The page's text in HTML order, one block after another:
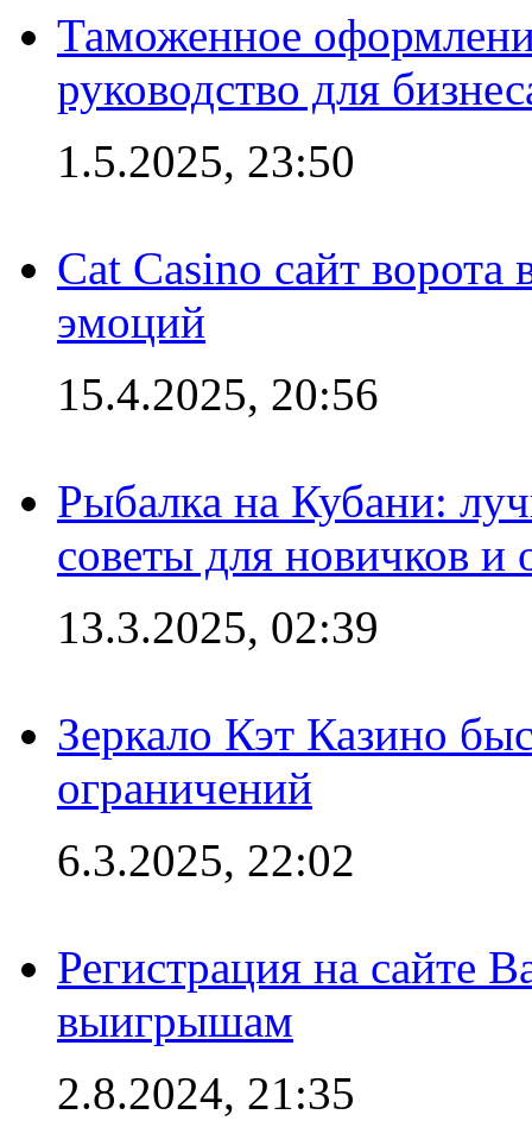
Таможенное
руководство для
1.5.2025, 23:50
Cat Casino сайт
эмоций
15.4.2025, 20:56
Рыбалка на Кубани:
советы для новичков
13.3.2025, 02:39
Зеркало Кэт Казино
ограничений
6.3.2025, 22:02
Регистрация на сайте
выигрышам
2.8.2024, 21:35